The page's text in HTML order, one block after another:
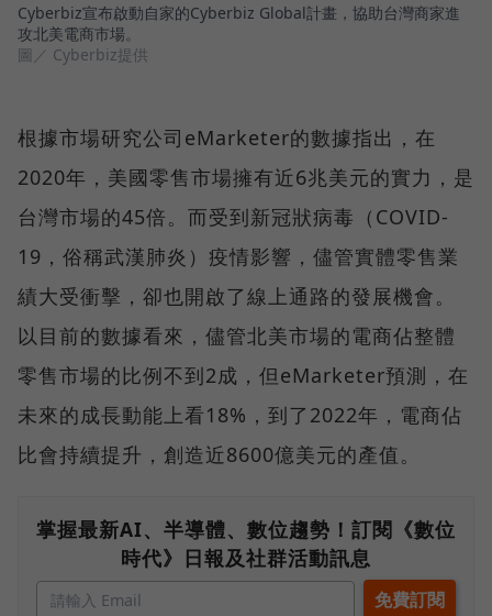
Cyberbiz宣布啟動自家的Cyberbiz Global計畫，協助台灣商家進
攻北美電商市場。
圖／ Cyberbiz提供
根據市場研究公司eMarketer的數據指出，在
2020年，美國零售市場擁有近6兆美元的實力，是
台灣市場的45倍。而受到新冠狀病毒（COVID-
19，俗稱武漢肺炎）疫情影響，儘管實體零售業
績大受衝擊，卻也開啟了線上通路的發展機會。
以目前的數據看來，儘管北美市場的電商佔整體
零售市場的比例不到2成，但eMarketer預測，在
未來的成長動能上看18%，到了2022年，電商佔
比會持續提升，創造近8600億美元的產值。
掌握最新AI、半導體、數位趨勢！訂閱《數位
時代》日報及社群活動訊息